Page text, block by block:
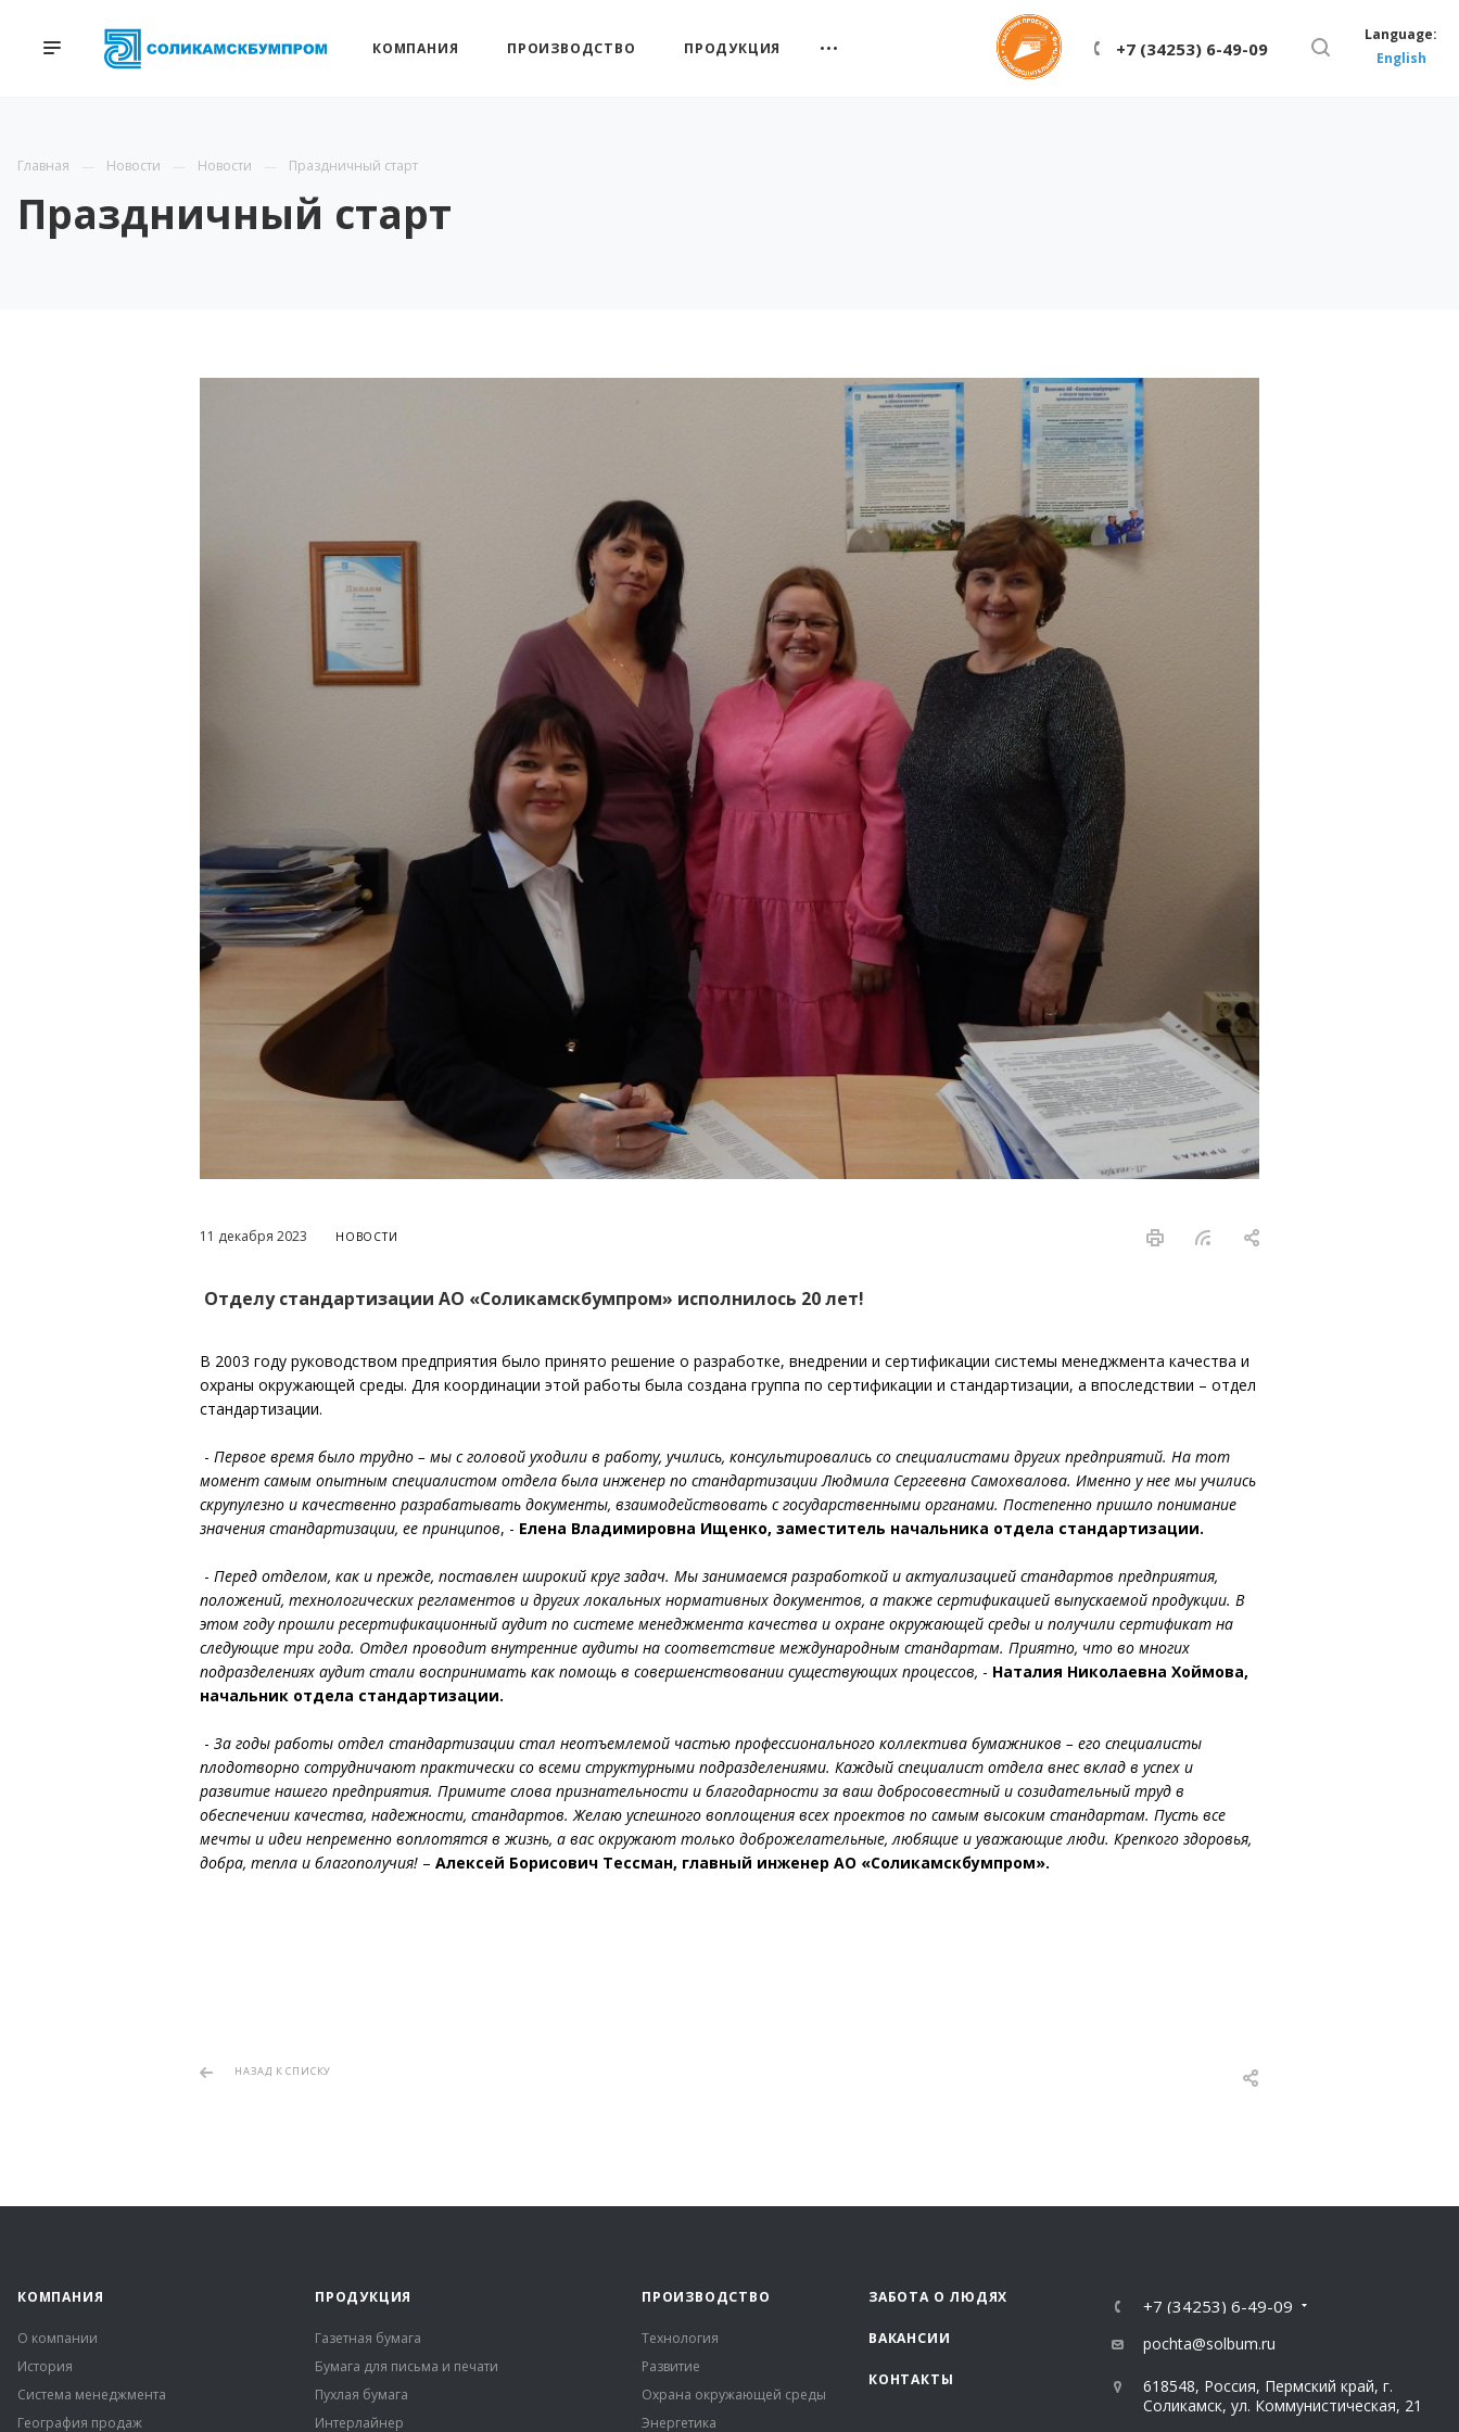
Language:
English
+7 (34253) 6-49-09
КОМПАНИЯ ПРОИЗВОДСТВО ПРОДУКЦИЯ
Главная Новости Новости Праздничный старт
Праздничный старт
11 декабря 2023 НОВОСТИ
Отделу стандартизации АО «Соликамскбумпром» исполнилось 20 лет!
В 2003 году руководством предприятия было принято решение о разработке, внедрении и сертификации системы менеджмента качества и
охраны окружающей среды. Для координации этой работы была создана группа по сертификации и стандартизации, а впоследствии – отдел
стандартизации.
- Первое время было трудно – мы с головой уходили в работу, учились, консультировались со специалистами других предприятий. На тот
момент самым опытным специалистом отдела была инженер по стандартизации Людмила Сергеевна Самохвалова. Именно у нее мы учились
скрупулезно и качественно разрабатывать документы, взаимодействовать с государственными органами. Постепенно пришло понимание
значения стандартизации, ее принципов, - Елена Владимировна Ищенко, заместитель начальника отдела стандартизации.
- Перед отделом, как и прежде, поставлен широкий круг задач. Мы занимаемся разработкой и актуализацией стандартов предприятия,
положений, технологических регламентов и других локальных нормативных документов, а также сертификацией выпускаемой продукции. В
этом году прошли ресертификационный аудит по системе менеджмента качества и охране окружающей среды и получили сертификат на
следующие три года. Отдел проводит внутренние аудиты на соответствие международным стандартам. Приятно, что во многих
подразделениях аудит стали воспринимать как помощь в совершенствовании существующих процессов, - Наталия Николаевна Хоймова,
начальник отдела стандартизации.
- За годы работы отдел стандартизации стал неотъемлемой частью профессионального коллектива бумажников – его специалисты
плодотворно сотрудничают практически со всеми структурными подразделениями. Каждый специалист отдела внес вклад в успех и
развитие нашего предприятия. Примите слова признательности и благодарности за ваш добросовестный и созидательный труд в
обеспечении качества, надежности, стандартов. Желаю успешного воплощения всех проектов по самым высоким стандартам. Пусть все
мечты и идеи непременно воплотятся в жизнь, а вас окружают только доброжелательные, любящие и уважающие люди. Крепкого здоровья,
добра, тепла и благополучия! – Алексей Борисович Тессман, главный инженер АО «Соликамскбумпром».
НАЗАД К СПИСКУ
КОМПАНИЯ
О компании
История
Система менеджмента
География продаж
ПРОДУКЦИЯ
Газетная бумага
Бумага для письма и печати
Пухлая бумага
Интерлайнер
ПРОИЗВОДСТВО
Технология
Развитие
Охрана окружающей среды
Энергетика
ЗАБОТА О ЛЮДЯХ
ВАКАНСИИ
КОНТАКТЫ
+7 (34253) 6-49-09
pochta@solbum.ru
618548, Россия, Пермский край, г.
Соликамск, ул. Коммунистическая, 21